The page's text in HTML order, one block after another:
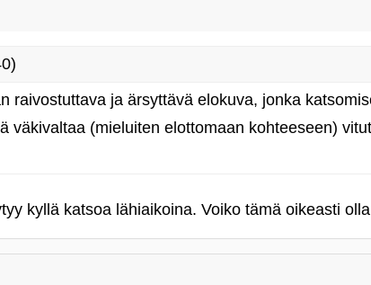
raivostuttava ja ärsyttävä elokuva, jonka
väkivaltaa (mieluiten elottomaan kohteeseen)
kyllä katsoa lähiaikoina. Voiko tämä oikeasti